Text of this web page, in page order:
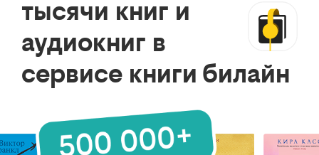
тысячи книг и
аудиокниг в
сервисе книги билайн